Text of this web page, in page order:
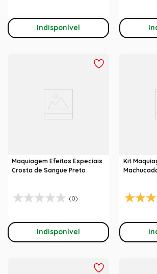
Indisponível
Maquiagem Efeitos Especiais
Crosta de Sangue Preto
(0)
Indisponível
Kit